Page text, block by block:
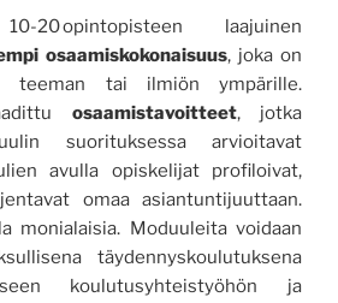
opintopisteen laajuinen
osaamiskokonaisuus, joka on
teeman tai ilmiön ympärille.
osaamistavoitteet, jotka
suorituksessa arvioitavat
avulla opiskelijat profiloivat,
omaa asiantuntijuuttaan.
monialaisia. Moduuleita voidaan
täydennyskoulutuksena
koulutusyhteistyöhön ja